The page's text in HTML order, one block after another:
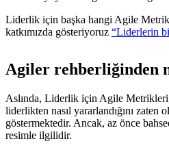
Liderlik için başka hangi Agile
katkımızda gösteriyoruz “Liderlerin
Agiler rehberliğinden
Aslında, Liderlik için Agile
liderlikten nasıl yararlandığını zaten
göstermektedir. Ancak, az önce
resimle ilgilidir.